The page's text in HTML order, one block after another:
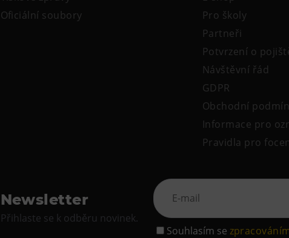
Oficiální soubory
Pro školy
Partneři
Potvrzení o
Návštěvní řád
GDPR
Obchodní
Informace pro
Pravidla pro
Newsletter
Přihlaste se k odběru novinek.
Souhlasím se